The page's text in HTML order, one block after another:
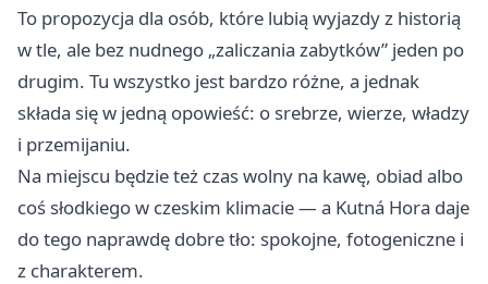
To propozycja dla osób, które lubią wyjazdy z historią
w tle, ale bez nudnego „zaliczania zabytków” jeden po
drugim. Tu wszystko jest bardzo różne, a jednak
składa się w jedną opowieść: o srebrze, wierze, władzy
i przemijaniu.
Na miejscu będzie też czas wolny na kawę, obiad albo
coś słodkiego w czeskim klimacie — a Kutná Hora daje
do tego naprawdę dobre tło: spokojne, fotogeniczne i
z charakterem.